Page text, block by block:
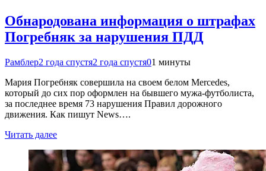
Обнародована информация о штрафах
Погребняк за нарушения ПДД
Рамблер2 года спустя2 года спустя01 минуты
Мария Погребняк совершила на своем белом Mercedes,
который до сих пор оформлен на бывшего мужа-футболиста,
за последнее время 73 нарушения Правил дорожного
движения. Как пишут News….
Читать далее